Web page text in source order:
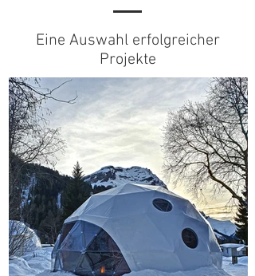
Eine Auswahl erfolgreicher
Projekte